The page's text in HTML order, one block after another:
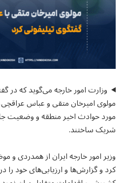
وزارت امور خارجه می‌گوید که در
مولوی امیرخان متقی و عباس عراقچی،
مورد حوادث اخیر منطقه و وضعیت
شریک ساختند.
وزیر امور خارجه ایران از همدردی
کرد و گزارش‌ها و ارزیابی‌های خود را